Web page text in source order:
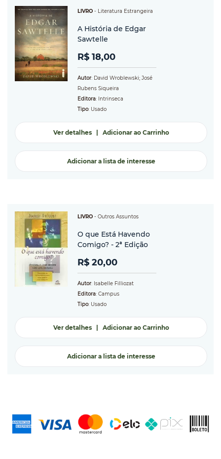
LIVRO - Literatura Estrangeira
A História de Edgar
Sawtelle
R$ 18,00
Autor: David Wroblewski; José
Rubens Siqueira
Editora: Intrinseca
Tipo: Usado
Ver detalhes| Adicionar ao Carrinho
Adicionar a lista de interesse
LIVRO - Outros Assuntos
O que Está Havendo
Comigo? - 2ª Edição
R$ 20,00
Autor: Isabelle Filliozat
Editora: Campus
Tipo: Usado
Ver detalhes| Adicionar ao Carrinho
Adicionar a lista de interesse